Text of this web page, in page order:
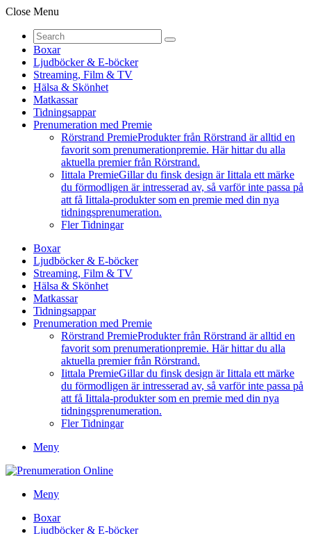
Close Menu
Boxar
Ljudböcker & E-böcker
Streaming, Film & TV
Hälsa & Skönhet
Matkassar
Tidningsappar
Prenumeration med Premie
Rörstrand PremieProdukter från Rörstrand är alltid en
favorit som prenumerationpremie. Här hittar du alla
aktuella premier från Rörstrand.
Iittala PremieGillar du finsk design är Iittala ett märke
du förmodligen är intresserad av, så varför inte passa på
att få Iittala-produkter som en premie med din nya
tidningsprenumeration.
Fler Tidningar
Boxar
Ljudböcker & E-böcker
Streaming, Film & TV
Hälsa & Skönhet
Matkassar
Tidningsappar
Prenumeration med Premie
Rörstrand PremieProdukter från Rörstrand är alltid en
favorit som prenumerationpremie. Här hittar du alla
aktuella premier från Rörstrand.
Iittala PremieGillar du finsk design är Iittala ett märke
du förmodligen är intresserad av, så varför inte passa på
att få Iittala-produkter som en premie med din nya
tidningsprenumeration.
Fler Tidningar
Meny
Meny
Boxar
Ljudböcker & E-böcker